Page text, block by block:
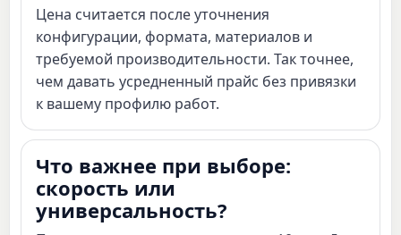
Цена считается после уточнения
конфигурации, формата, материалов и
требуемой производительности. Так точнее,
чем давать усредненный прайс без привязки
к вашему профилю работ.
Что важнее при выборе:
скорость или
универсальность?